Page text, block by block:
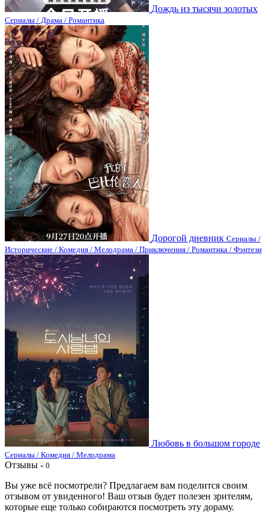
Дождь из тысячи золотых
Сериалы / Драма / Романтика
Дорогой дневник Сериалы /
Исторические / Комедия / Мелодрама / Приключения / Романтика / Фэнтези
Любовь в большом городе
Сериалы / Комедия / Мелодрама
Отзывы - 0
Вы уже всё посмотрели? Предлагаем вам поделится своим
отзывом от увиденного! Ваш отзыв будет полезен зрителям,
которые еще только собираются посмотреть эту дораму.